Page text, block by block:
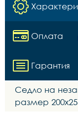
Оплата
Гарантия
Седло на
размер